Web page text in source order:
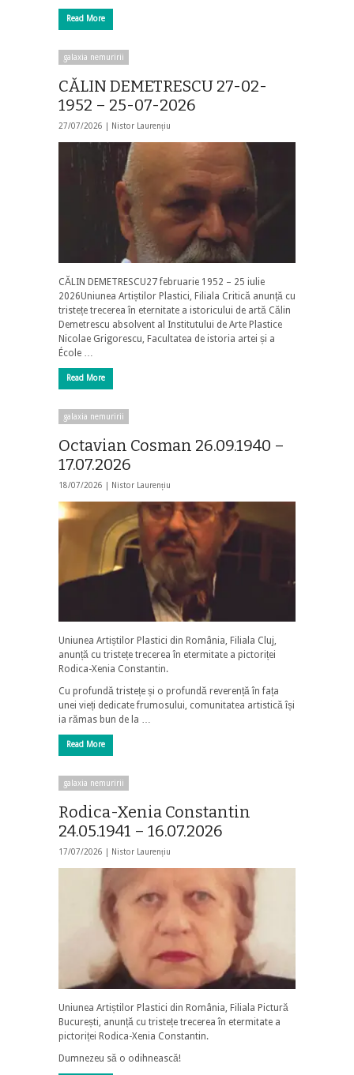
Read More
galaxia nemuririi
CĂLIN DEMETRESCU 27-02-
1952 – 25-07-2026
27/07/2026 | Nistor Laurențiu
CĂLIN DEMETRESCU27 februarie 1952 – 25 iulie
2026Uniunea Artiștilor Plastici, Filiala Critică anunță cu
tristețe trecerea în eternitate a istoricului de artă Călin
Demetrescu absolvent al Institutului de Arte Plastice
Nicolae Grigorescu, Facultatea de istoria artei și a
École …
Read More
galaxia nemuririi
Octavian Cosman 26.09.1940 –
17.07.2026
18/07/2026 | Nistor Laurențiu
Uniunea Artiștilor Plastici din România, Filiala Cluj,
anunță cu tristețe trecerea în etermitate a pictoriței
Rodica-Xenia Constantin.
Cu profundă tristețe și o profundă reverență în fața
unei vieți dedicate frumosului, comunitatea artistică își
ia rămas bun de la …
Read More
galaxia nemuririi
Rodica-Xenia Constantin
24.05.1941 – 16.07.2026
17/07/2026 | Nistor Laurențiu
Uniunea Artiștilor Plastici din România, Filiala Pictură
București, anunță cu tristețe trecerea în etermitate a
pictoriței Rodica-Xenia Constantin.
Dumnezeu să o odihnească!